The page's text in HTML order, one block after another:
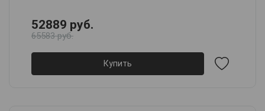
52889 руб.
65583 руб.
Купить